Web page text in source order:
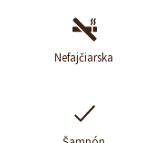
Nefajčiarska